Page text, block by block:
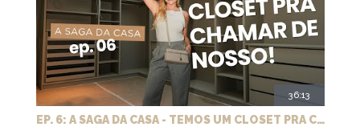
36:13
EP. 6: A SAGA DA CASA - TEMOS UM CLOSET PRA CHAMAR DE NOSSO + MARCENARIA E PAISAGISMO